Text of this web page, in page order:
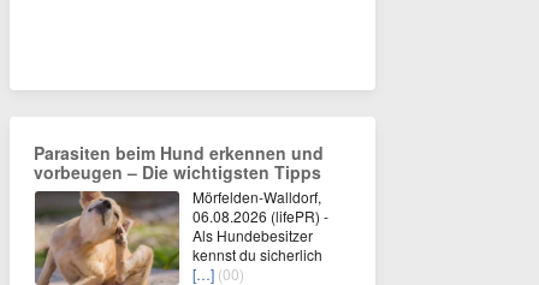
Parasiten beim Hund erkennen und
vorbeugen – Die wichtigsten Tipps
Mörfelden-Walldorf,
06.08.2026 (lifePR) -
Als Hundebesitzer
kennst du sicherlich
[…] (00)